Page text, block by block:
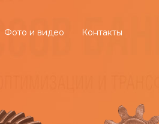
Фото и видео Контакты